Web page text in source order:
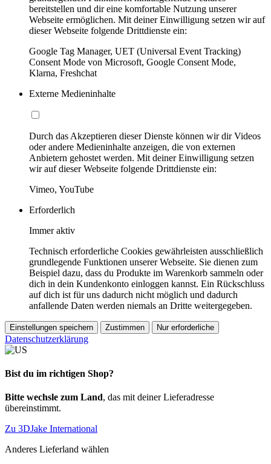
bereitstellen und dir eine komfortable Nutzung unserer
Webseite ermöglichen. Mit deiner Einwilligung setzen wir auf
dieser Webseite folgende Drittdienste ein:
Google Tag Manager, UET (Universal Event Tracking)
Consent Mode von Microsoft, Google Consent Mode,
Klarna, Freshchat
Externe Medieninhalte
Durch das Akzeptieren dieser Dienste können wir dir Videos
oder andere Medieninhalte anzeigen, die von externen
Anbietern gehostet werden. Mit deiner Einwilligung setzen
wir auf dieser Webseite folgende Drittdienste ein:
Vimeo, YouTube
Erforderlich
Immer aktiv
Technisch erforderliche Cookies gewährleisten ausschließlich
grundlegende Funktionen unserer Webseite. Sie dienen zum
Beispiel dazu, dass du Produkte im Warenkorb sammeln oder
dich in dein Kundenkonto einloggen kannst. Ein Rückschluss
auf dich ist für uns dadurch nicht möglich und dadurch
anfallende Daten werden niemals an Dritte weitergegeben.
Einstellungen speichern Zustimmen Nur erforderliche
Datenschutzerklärung
Bist du im richtigen Shop?
Bitte wechsle zum Land, das mit deiner Lieferadresse
übereinstimmt.
Zu 3DJake International
Anderes Lieferland wählen